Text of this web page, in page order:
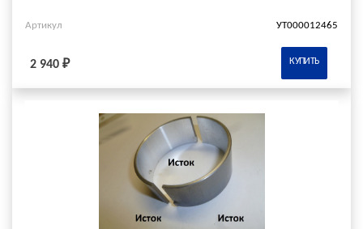
Артикул УТ000012465
2 940 ₽ КУПИТЬ